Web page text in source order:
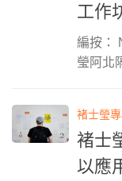
工作
編按：
瑩阿北
褚士瑩專
褚士
以應